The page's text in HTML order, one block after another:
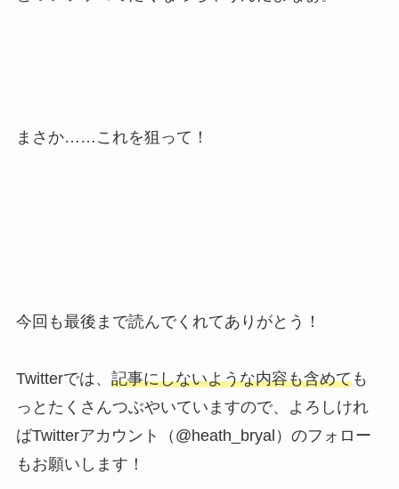
まさか……これを狙って！
今回も最後まで読んでくれてありがとう！
Twitterでは、 記事にしないような内容も含めても
っとたくさんつぶやいていますので、よろしけれ
ばTwitterアカウント（@heath_bryal）のフォロー
もお願いします！